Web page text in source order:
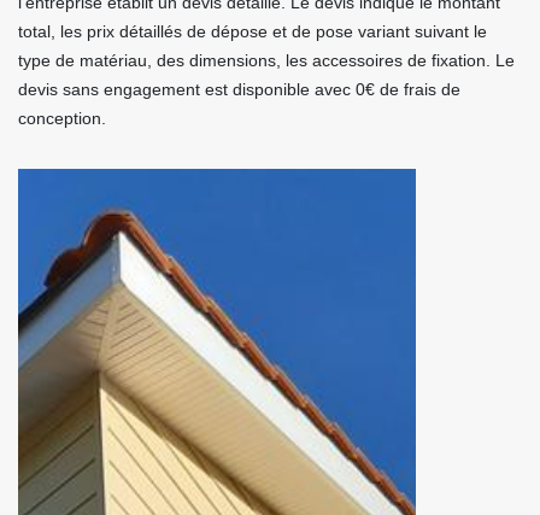
total, les prix détaillés de dépose et de pose variant suivant le
type de matériau, des dimensions, les accessoires de fixation. Le
devis sans engagement est disponible avec 0€ de frais de
conception.